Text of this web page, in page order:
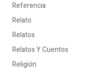
Referencia
Relato
Relatos
Relatos Y Cuentos
Religión